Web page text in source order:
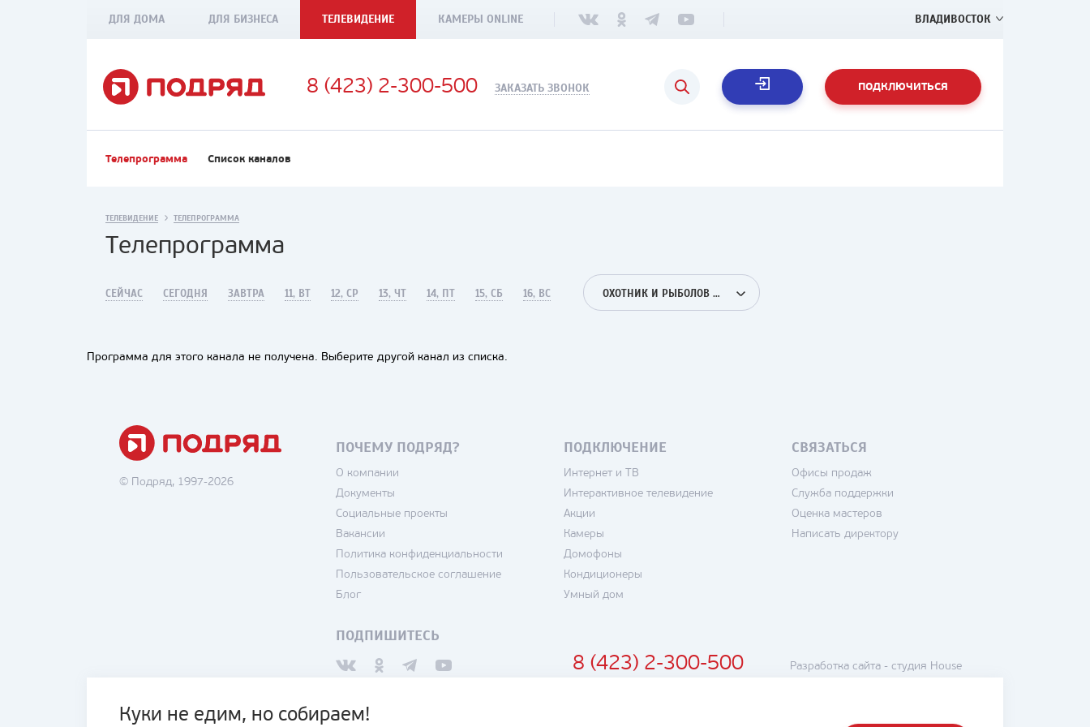
ДЛЯ ДОМА ДЛЯ БИЗНЕСА ТЕЛЕВИДЕНИЕ КАМЕРЫ ONLINE ВЛАДИВОСТОК
8 (423) 2-300-500 ЗАКАЗАТЬ ЗВОНОК ПОДКЛЮЧИТЬСЯ
Телепрограмма Список каналов
Куки не едим, но собираем!
ТЕЛЕВИДЕНИЕ ТЕЛЕПРОГРАММА
Телепрограмма
СЕЙЧАС СЕГОДНЯ ЗАВТРА 11, ВТ 12, СР 13, ЧТ 14, ПТ 15, СБ 16, ВС ОХОТНИК И РЫБОЛОВ HD
Программа для этого канала не получена. Выберите другой канал из списка.
© Подряд, 1997-2026
ПОЧЕМУ ПОДРЯД?
О компании
Документы
Социальные проекты
Вакансии
Политика конфиденциальности
Пользовательское соглашение
Блог
ПОДКЛЮЧЕНИЕ
Интернет и ТВ
Интерактивное телевидение
Акции
Камеры
Домофоны
Кондиционеры
Умный дом
СВЯЗАТЬСЯ
Офисы продаж
Служба поддержки
Оценка мастеров
Написать директору
ПОДПИШИТЕСЬ
8 (423) 2-300-500 Разработка сайта - студия House